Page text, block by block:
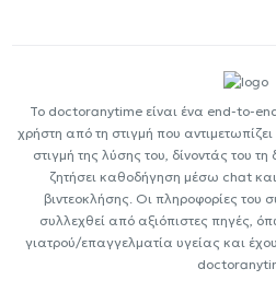
Το doctoranytime είναι ένα end-to-
χρήστη από τη στιγμή που
στιγμή της λύσης του, δίνοντάς του τη
ζητήσει καθοδήγηση μέσω chat
βιντεοκλήσης. Οι πληροφορίες του
συλλεχθεί από αξιόπιστες πηγές,
γιατρού/επαγγελματία υγείας και